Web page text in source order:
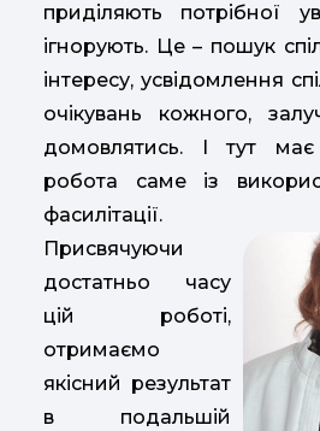
приділяють потрібної
ігнорують. Це – пошук
інтересу, усвідомлення
очікувань кожного,
домовлятись. І тут
робота саме із
фасилітації.
Присвячуючи
достатньо часу
цій роботі,
отримаємо
якісний результат
в подальшій